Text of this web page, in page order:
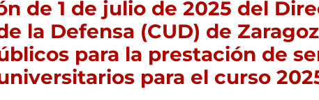
de 1 de julio de 2025 del
la Defensa (CUD) de
para la prestación de
para el curso